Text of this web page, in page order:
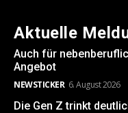
Aktuelle
Auch für
Angebot
NEWSTICKER 6. August 2026
Die Gen Z trinkt